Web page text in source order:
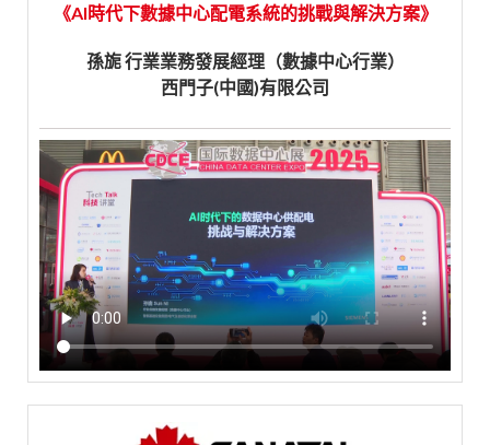
《AI時代下數據中心配電系統的挑戰與解決方案》
孫旎 行業業務發展經理（數據中心行業）
西門子(中國)有限公司